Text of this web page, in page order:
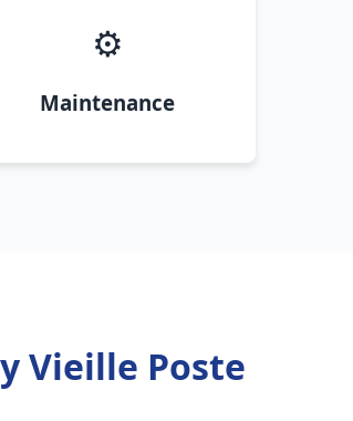
⚙️
Maintenance
Vieille Poste